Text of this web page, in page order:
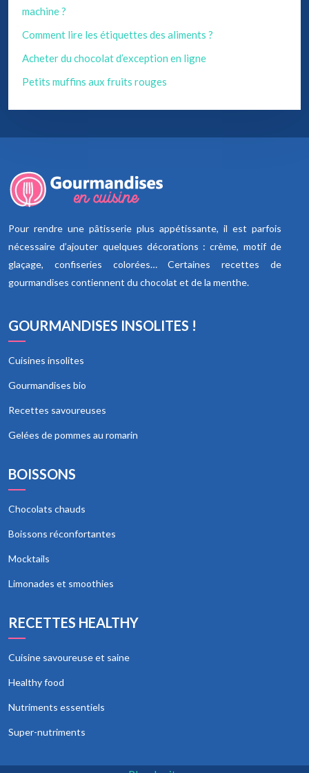
machine ?
Comment lire les étiquettes des aliments ?
Acheter du chocolat d’exception en ligne
Petits muffins aux fruits rouges
Pour rendre une pâtisserie plus appétissante, il est parfois
nécessaire d’ajouter quelques décorations : crème, motif de
glaçage, confiseries colorées… Certaines recettes de
gourmandises contiennent du chocolat et de la menthe.
GOURMANDISES INSOLITES !
Cuisines insolites
Gourmandises bio
Recettes savoureuses
Gelées de pommes au romarin
BOISSONS
Chocolats chauds
Boissons réconfortantes
Mocktails
Limonades et smoothies
RECETTES HEALTHY
Cuisine savoureuse et saine
Healthy food
Nutriments essentiels
Super-nutriments